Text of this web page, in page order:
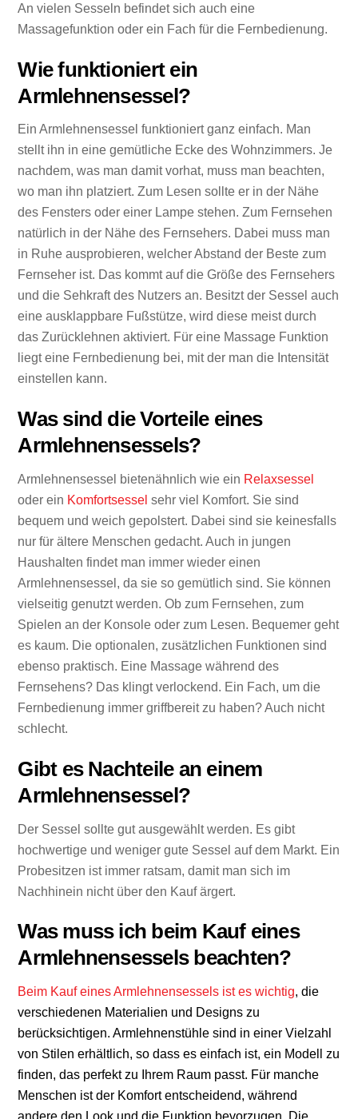
An vielen Sesseln befindet sich auch eine
Massagefunktion oder ein Fach für die Fernbedienung.
Wie funktioniert ein
Armlehnensessel?
Ein Armlehnensessel funktioniert ganz einfach. Man
stellt ihn in eine gemütliche Ecke des Wohnzimmers. Je
nachdem, was man damit vorhat, muss man beachten,
wo man ihn platziert. Zum Lesen sollte er in der Nähe
des Fensters oder einer Lampe stehen. Zum Fernsehen
natürlich in der Nähe des Fernsehers. Dabei muss man
in Ruhe ausprobieren, welcher Abstand der Beste zum
Fernseher ist. Das kommt auf die Größe des Fernsehers
und die Sehkraft des Nutzers an. Besitzt der Sessel auch
eine ausklappbare Fußstütze, wird diese meist durch
das Zurücklehnen aktiviert. Für eine Massage Funktion
liegt eine Fernbedienung bei, mit der man die Intensität
einstellen kann.
Was sind die Vorteile eines
Armlehnensessels?
Armlehnensessel bietenähnlich wie ein Relaxsessel
oder ein Komfortsessel sehr viel Komfort. Sie sind
bequem und weich gepolstert. Dabei sind sie keinesfalls
nur für ältere Menschen gedacht. Auch in jungen
Haushalten findet man immer wieder einen
Armlehnensessel, da sie so gemütlich sind. Sie können
vielseitig genutzt werden. Ob zum Fernsehen, zum
Spielen an der Konsole oder zum Lesen. Bequemer geht
es kaum. Die optionalen, zusätzlichen Funktionen sind
ebenso praktisch. Eine Massage während des
Fernsehens? Das klingt verlockend. Ein Fach, um die
Fernbedienung immer griffbereit zu haben? Auch nicht
schlecht.
Gibt es Nachteile an einem
Armlehnensessel?
Der Sessel sollte gut ausgewählt werden. Es gibt
hochwertige und weniger gute Sessel auf dem Markt. Ein
Probesitzen ist immer ratsam, damit man sich im
Nachhinein nicht über den Kauf ärgert.
Was muss ich beim Kauf eines
Armlehnensessels beachten?
Beim Kauf eines Armlehnensessels ist es wichtig, die
verschiedenen Materialien und Designs zu
berücksichtigen.Armlehnenstühle sind in einer Vielzahl
von Stilen erhältlich, so dass es einfach ist, ein Modell zu
finden, das perfekt zu Ihrem Raum passt. Für manche
Menschen ist der Komfort entscheidend, während